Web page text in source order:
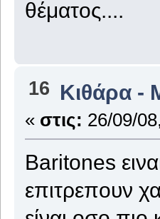
θέματος....
16 Κιθάρα -
« στις: 26/09/
Baritones
επιτρεπουν